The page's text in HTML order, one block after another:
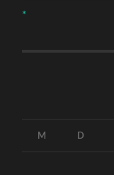
*
M D